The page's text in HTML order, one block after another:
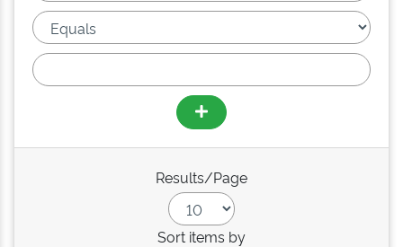
Results/Page
Sort items by